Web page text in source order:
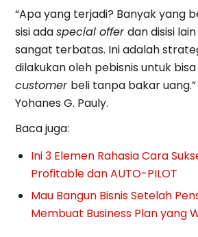
“Apa yang terjadi? Banyak yang
sisi adaspecial offerdan disisi
sangat terbatas. Ini adalah
dilakukan oleh pebisnis untuk
customer beli tanpa bakar
Yohanes G. Pauly.
Baca juga:
Ini 3 Elemen Rahasia Cara
Profitable dan AUTO-PILOT
Mau Bangun Bisnis Setelah
Membuat Business Plan yang